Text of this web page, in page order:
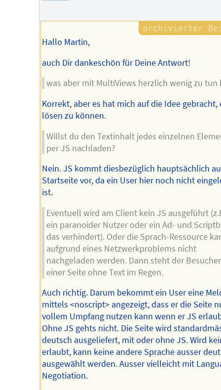
Hallo Martin,
auch Dir dankeschön für Deine Antwort!
was aber mit MultiViews herzlich wenig zu tun
Korrekt, aber es hat mich auf die Idee gebracht,
lösen zu können.
Willst du den Textinhalt jedes einzelnen
per JS nachladen?
Nein. JS kommt diesbezüglich hauptsächlich
Startseite vor, da ein User hier noch nicht
ist.
Eventuell wird am Client kein JS ausgeführt
ein paranoider Nutzer oder ein Ad- und
das verhindert). Oder die Sprach-Ressource
aufgrund eines Netzwerkproblems nicht
nachgeladen werden. Dann steht der
einer Seite ohne Text im Regen.
Auch richtig. Darum bekommt ein User eine
mittels <noscript> angezeigt, dass er die Seite
vollem Umpfang nutzen kann wenn er JS
Ohne JS gehts nicht. Die Seite wird
deutsch ausgeliefert, mit oder ohne JS. Wird
erlaubt, kann keine andere Sprache ausser
ausgewählt werden. Ausser vielleicht mit
Negotiation.